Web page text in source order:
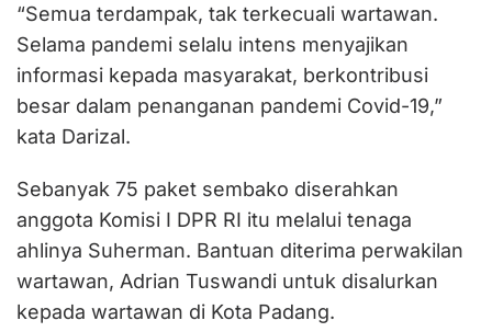
“Semua terdampak, tak terkecuali wartawan.
Selama pandemi selalu intens menyajikan
informasi kepada masyarakat, berkontribusi
besar dalam penanganan pandemi Covid-19,”
kata Darizal.
Sebanyak 75 paket sembako diserahkan
anggota Komisi I DPR RI itu melalui tenaga
ahlinya Suherman. Bantuan diterima perwakilan
wartawan, Adrian Tuswandi untuk disalurkan
kepada wartawan di Kota Padang.